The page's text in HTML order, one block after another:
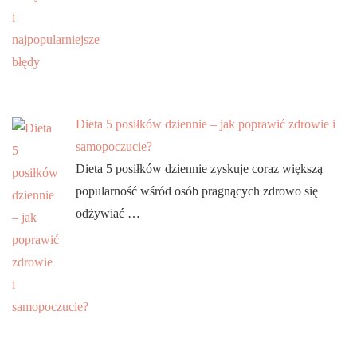
Dieta 5 posiłków dziennie – jak poprawić zdrowie i
samopoczucie?
Dieta 5 posiłków dziennie zyskuje coraz większą
popularność wśród osób pragnących zdrowo się
odżywiać …